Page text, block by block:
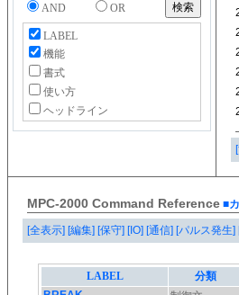
AND OR
LABEL
機能
書式
使い方
ヘッドライン
MPC-2000 Command Reference ■
[全表示] [編集] [保守] [IO] [通信] [パルス発生]